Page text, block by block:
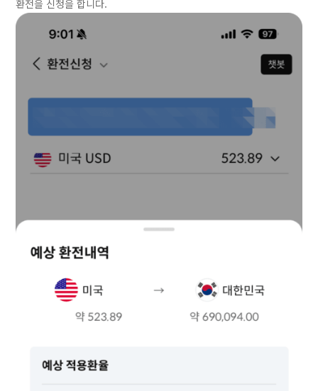
환전을 신청을 합니다.